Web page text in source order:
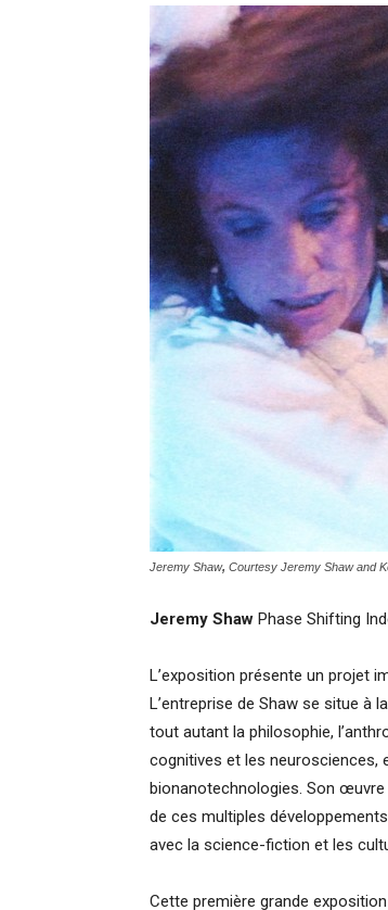
Jeremy Shaw, Courtesy Jeremy Shaw and
Jeremy Shaw Phase Shifting
L’exposition présente un projet
L’entreprise de Shaw se situe à
tout autant la philosophie,
cognitives et les neurosciences,
bionanotechnologies. Son
de ces multiples
avec la science-fiction et les
Cette première grande